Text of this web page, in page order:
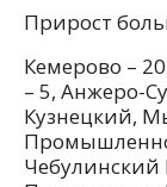
Прирост
Кемерово –
– 5, Анжеро-
Кузнецкий,